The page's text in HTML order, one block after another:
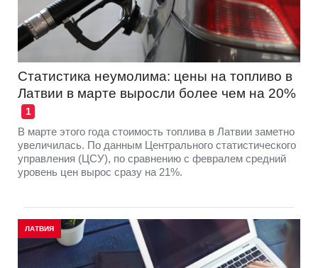
Статистика неумолима: цены на топливо в
Латвии в марте выросли более чем на 20%
1
В марте этого года стоимость топлива в Латвии заметно
увеличилась. По данным Центрального статистического
управления (ЦСУ), по сравнению с февралем средний
уровень цен вырос сразу на 21%.
ЛАТВИЯ